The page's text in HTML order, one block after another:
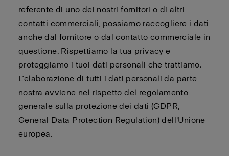
referente di uno dei nostri fornitori o di altri
contatti commerciali, possiamo raccogliere i dati
anche dal fornitore o dal contatto commerciale in
questione. Rispettiamo la tua privacy e
proteggiamo i tuoi dati personali che trattiamo.
L’elaborazione di tutti i dati personali da parte
nostra avviene nel rispetto del regolamento
generale sulla protezione dei dati (GDPR,
General Data Protection Regulation) dell'Unione
europea.